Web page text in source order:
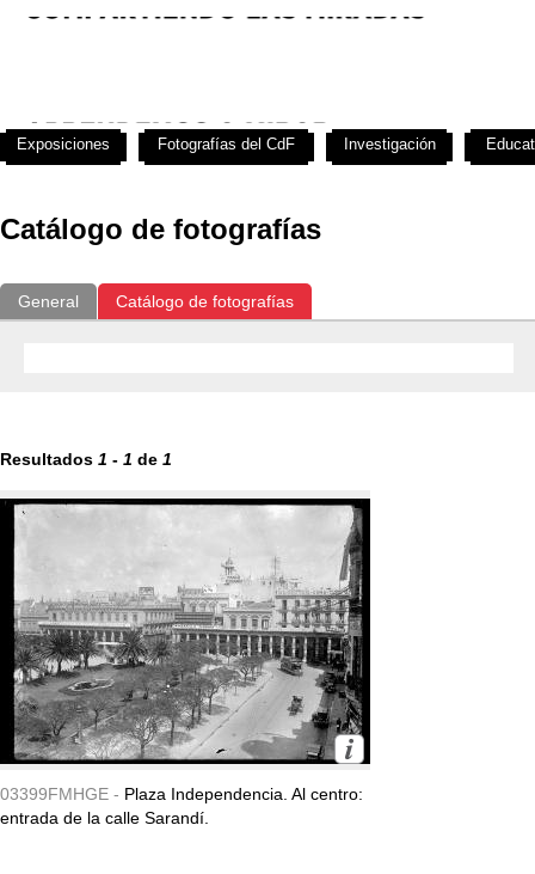
Catálogo de fotografías
General Catálogo de fotografías
Resultados 1 - 1 de 1
03399FMHGE - Plaza Independencia. Al centro:
entrada de la calle Sarandí.
Exposiciones Fotografías del CdF Investigación